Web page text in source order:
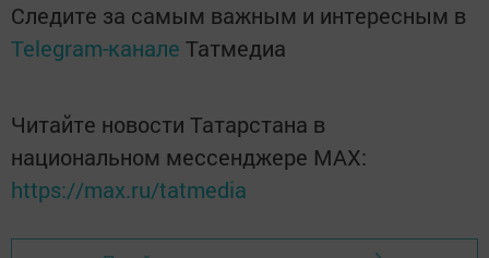
Следите за самым важным и интересным в
Telegram-канале Татмедиа
Читайте новости Татарстана в
национальном мессенджере MАХ:
https://max.ru/tatmedia